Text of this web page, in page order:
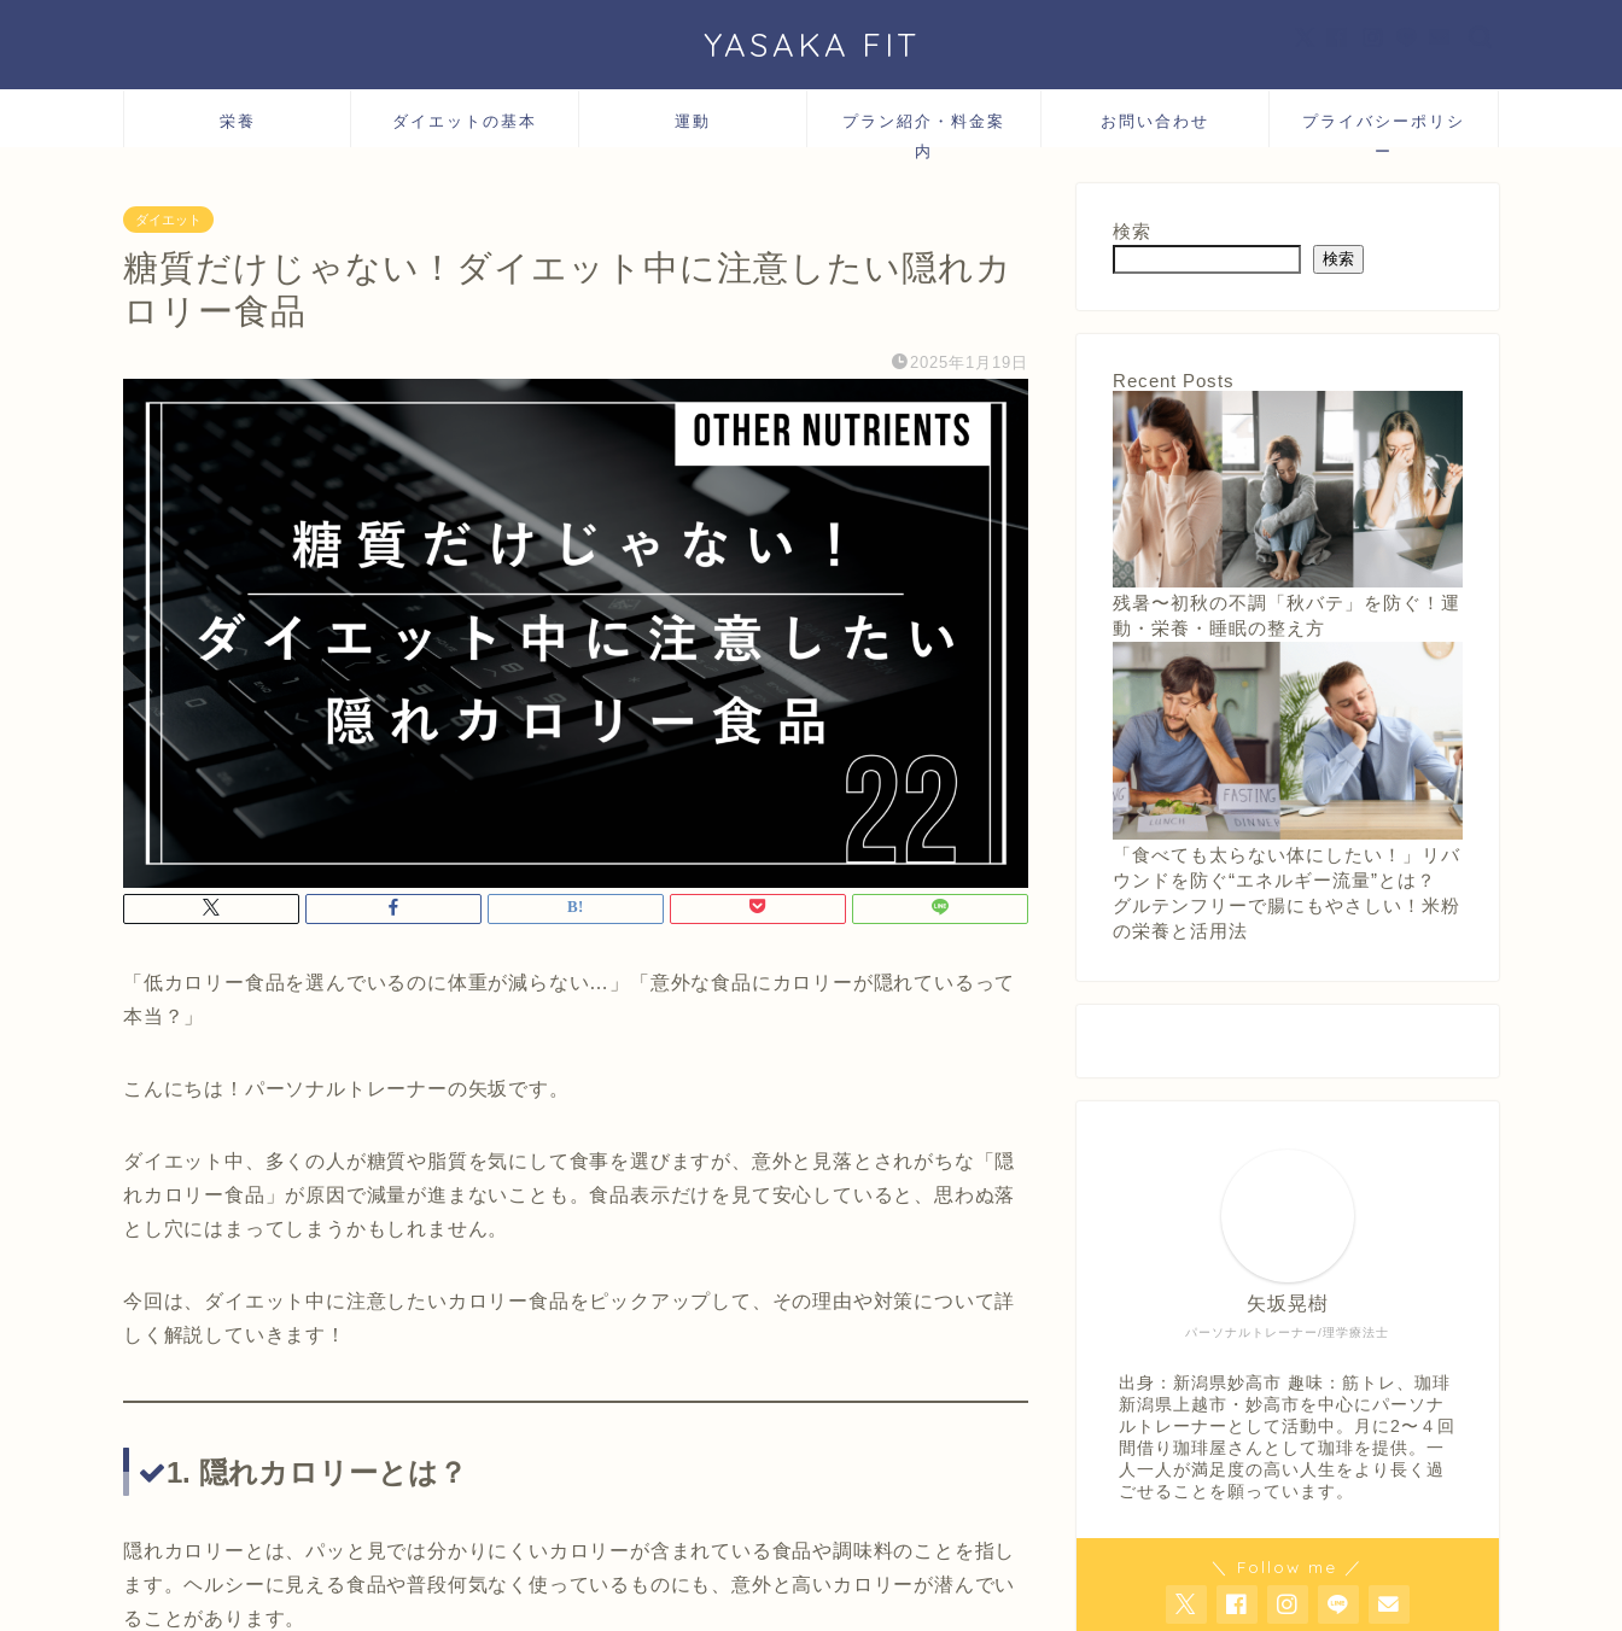
YASAKA FIT
栄養 ダイエットの基本 運動
プラン紹介・料金案
内
お問い合わせ
プライバシーポリシ
ー
ダイエット
糖質だけじゃない！ダイエット中に注意したい隠れカ
ロリー食品
2025年1月19日
「低カロリー食品を選んでいるのに体重が減らない…」「意外な食品にカロリーが隠れているって
本当？」
こんにちは！パーソナルトレーナーの矢坂です。
ダイエット中、多くの人が糖質や脂質を気にして食事を選びますが、意外と見落とされがちな「隠
れカロリー食品」が原因で減量が進まないことも。食品表示だけを見て安心していると、思わぬ落
とし穴にはまってしまうかもしれません。
今回は、ダイエット中に注意したいカロリー食品をピックアップして、その理由や対策について詳
しく解説していきます！
1. 隠れカロリーとは？
隠れカロリーとは、パッと見では分かりにくいカロリーが含まれている食品や調味料のことを指し
ます。ヘルシーに見える食品や普段何気なく使っているものにも、意外と高いカロリーが潜んでい
ることがあります。
検索
検索
Recent Posts
残暑〜初秋の不調「秋バテ」を防ぐ！運
動・栄養・睡眠の整え方
「食べても太らない体にしたい！」リバ
ウンドを防ぐ“エネルギー流量”とは？
グルテンフリーで腸にもやさしい！米粉
の栄養と活用法
パーソナルトレーナー/理学療法士
矢坂晃樹
出身：新潟県妙高市 趣味：筋トレ、珈琲
新潟県上越市・妙高市を中心にパーソナ
ルトレーナーとして活動中。月に2〜４回
間借り珈琲屋さんとして珈琲を提供。一
人一人が満足度の高い人生をより長く過
ごせることを願っています。
＼ Follow me ／